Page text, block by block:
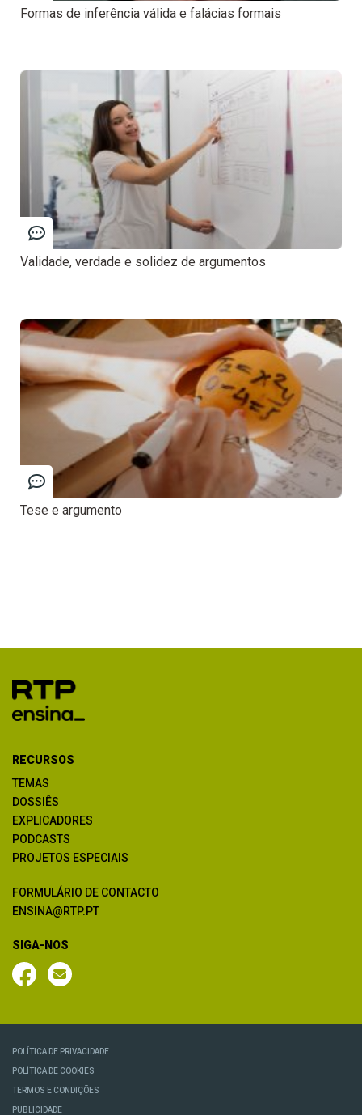
Formas de inferência válida e falácias formais
Validade, verdade e solidez de argumentos
Tese e argumento
RECURSOS
TEMAS
DOSSIÊS
EXPLICADORES
PODCASTS
PROJETOS ESPECIAIS
FORMULÁRIO DE CONTACTO
ENSINA@RTP.PT
SIGA-NOS
POLÍTICA DE PRIVACIDADE
POLÍTICA DE COOKIES
TERMOS E CONDIÇÕES
PUBLICIDADE